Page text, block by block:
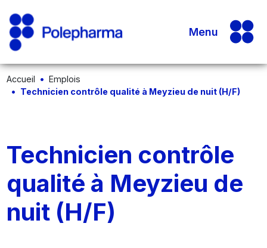
Menu
Accueil
Emplois
Technicien contrôle qualité à Meyzieu de nuit (H/F)
Technicien contrôle
qualité à Meyzieu de
nuit (H/F)